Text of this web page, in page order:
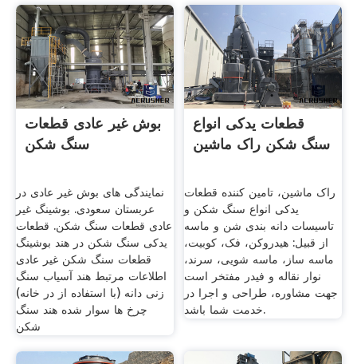
بوش غیر عادی قطعات
سنگ شکن
نمایندگی های بوش غیر عادی در
عربستان سعودی. بوشینگ غیر
عادی قطعات سنگ شکن. قطعات
یدکی سنگ شکن در هند بوشینگ
قطعات سنگ شکن غیر عادی
اطلاعات مرتبط هند آسیاب سنگ
زنی دانه (با استفاده از در خانه)
چرخ ها سوار شده هند سنگ
شکن
قطعات یدکی انواع
سنگ شکن راک ماشین
راک ماشین، تامین کننده قطعات
یدکی انواع سنگ شکن و
تاسیسات دانه بندی شن و ماسه
از قبیل: هیدروکن، فک، کوبیت،
ماسه ساز، ماسه شویی، سرند،
نوار نقاله و فیدر مفتخر است
جهت مشاوره، طراحی و اجرا در
خدمت شما باشد.